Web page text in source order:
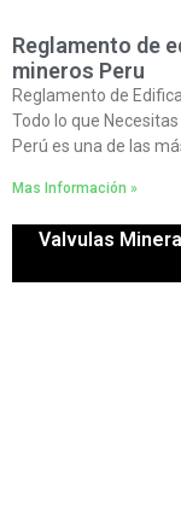
Reglamento de
mineros Peru
Reglamento de
Todo lo que
Perú es una de las
Mas Información »
Valvulas